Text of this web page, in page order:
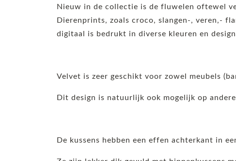
Nieuw in de collectie is de fluwelen oftewel
Dierenprints, zoals croco, slangen-, veren,-
digitaal is bedrukt in diverse kleuren en
Velvet is zeer geschikt voor zowel meubels
Dit design is natuurlijk ook mogelijk op
De kussens hebben een effen achterkant in